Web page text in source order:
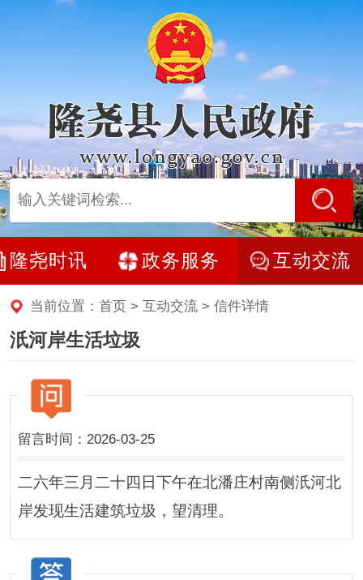
隆尧时讯 政务服务 互动交流
当前位置： 首页 > 互动交流> 信件详情
汦河岸生活垃圾
留言时间：2026-03-25
二六年三月二十四日下午在北潘庄村南侧汦河北
岸发现生活建筑垃圾，望清理。